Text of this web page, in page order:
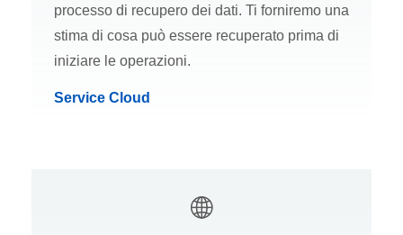
processo di recupero dei dati. Ti forniremo una
stima di cosa può essere recuperato prima di
iniziare le operazioni.
Service Cloud